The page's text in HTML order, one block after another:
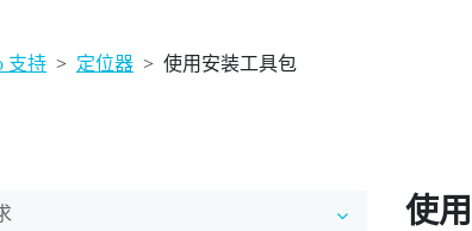
支持 > 定位器 > 使用安装工具包
使